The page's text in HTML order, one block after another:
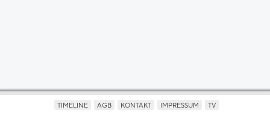
TIMELINE AGB KONTAKT IMPRESSUM TV